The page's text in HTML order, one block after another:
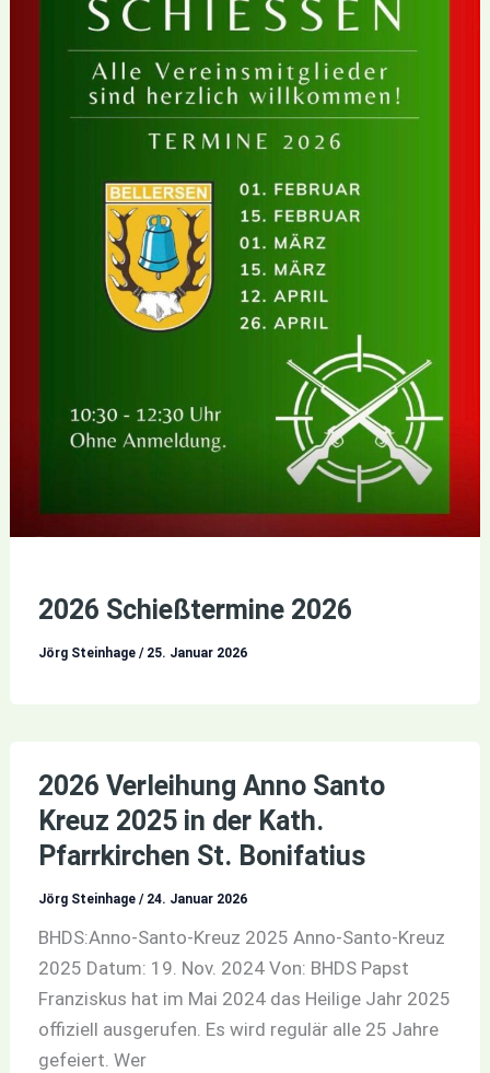
2026 Schießtermine 2026
Jörg Steinhage / 25. Januar 2026
2026 Verleihung Anno Santo
Kreuz 2025 in der Kath.
Pfarrkirchen St. Bonifatius
Jörg Steinhage / 24. Januar 2026
BHDS:Anno-Santo-Kreuz 2025 Anno-Santo-Kreuz
2025 Datum: 19. Nov. 2024 Von: BHDS Papst
Franziskus hat im Mai 2024 das Heilige Jahr 2025
offiziell ausgerufen. Es wird regulär alle 25 Jahre
gefeiert. Wer